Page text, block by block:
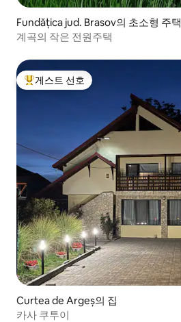
Fundățica jud. Brasov의 초소형 주택
계곡의 작은 전원주택
상위 게스트 선호
게스트 선호
Curtea de Argeș의 집
카사 쿠투이